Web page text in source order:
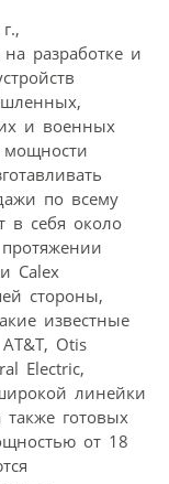
разработке и
и военных
мощности
по всему
в себя около
Calex
стороны,
известные
Otis
Electric,
линейки
также готовых
от 18